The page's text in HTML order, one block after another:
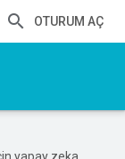
OTURUM AÇ